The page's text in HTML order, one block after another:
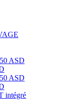
ASD
ASD
intégré